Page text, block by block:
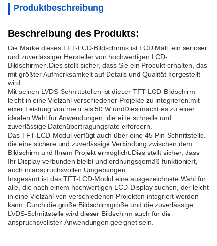
Produktbeschreibung
Beschreibung des Produkts:
Die Marke dieses TFT-LCD-Bildschirms ist LCD Mall, ein seriöser
und zuverlässiger Hersteller von hochwertigen LCD-
Bildschirmen.Dies stellt sicher, dass Sie ein Produkt erhalten, das
mit größter Aufmerksamkeit auf Details und Qualität hergestellt
wird.
Mit seinen LVDS-Schnittstellen ist dieser TFT-LCD-Bildschirm
leicht in eine Vielzahl verschiedener Projekte zu integrieren.mit
einer Leistung von mehr als 50 W undDies macht es zu einer
idealen Wahl für Anwendungen, die eine schnelle und
zuverlässige Datenübertragungsrate erfordern.
Das TFT-LCD-Modul verfügt auch über eine 45-Pin-Schnittstelle,
die eine sichere und zuverlässige Verbindung zwischen dem
Bildschirm und Ihrem Projekt ermöglicht.Dies stellt sicher, dass
Ihr Display verbunden bleibt und ordnungsgemäß funktioniert,
auch in anspruchsvollen Umgebungen.
Insgesamt ist das TFT-LCD-Modul eine ausgezeichnete Wahl für
alle, die nach einem hochwertigen LCD-Display suchen, der leicht
in eine Vielzahl von verschiedenen Projekten integriert werden
kann.,Durch die große Bildschirmgröße und die zuverlässige
LVDS-Schnittstelle wird dieser Bildschirm auch für die
anspruchsvollsten Anwendungen geeignet sein.